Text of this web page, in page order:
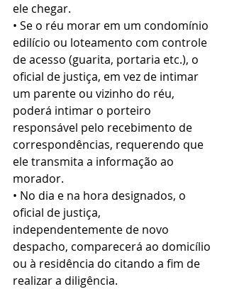
ele chegar.
• Se o réu morar em um condomínio
edilício ou loteamento com controle
de acesso (guarita, portaria etc.), o
oficial de justiça, em vez de intimar
um parente ou vizinho do réu,
poderá intimar o porteiro
responsável pelo recebimento de
correspondências, requerendo que
ele transmita a informação ao
morador.
• No dia e na hora designados, o
oficial de justiça,
independentemente de novo
despacho, comparecerá ao domicílio
ou à residência do citando a fim de
realizar a diligência.